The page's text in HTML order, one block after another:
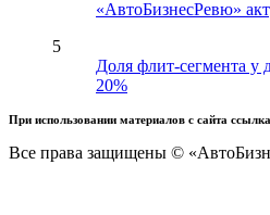
«АвтоБизнесРевю»
5
Доля флит-сегмента у
20%
При использовании материалов с сайта
Все права защищены ©